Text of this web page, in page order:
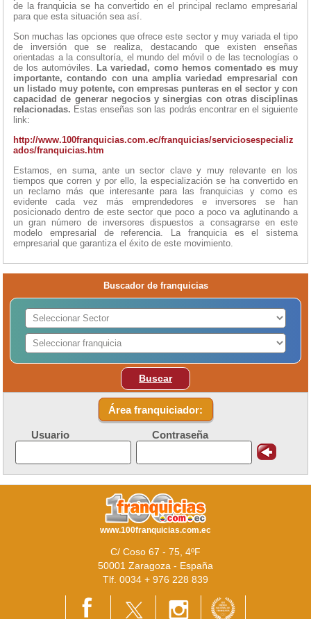
de la franquicia se ha convertido en el principal reclamo empresarial
para que esta situación sea así.
Son muchas las opciones que ofrece este sector y muy variada el tipo
de inversión que se realiza, destacando que existen enseñas
orientadas a la consultoría, el mundo del móvil o de las tecnologías o
de los automóviles. La variedad, como hemos comentado es muy
importante, contando con una amplia variedad empresarial con
un listado muy potente, con empresas punteras en el sector y con
capacidad de generar negocios y sinergias con otras disciplinas
relacionadas. Estas enseñas son las podrás encontrar en el siguiente
link:
http://www.100franquicias.com.ec/franquicias/serviciosespecializ
ados/franquicias.htm
Estamos, en suma, ante un sector clave y muy relevante en los
tiempos que corren y por ello, la especialización se ha convertido en
un reclamo más que interesante para las franquicias y como es
evidente cada vez más emprendedores e inversores se han
posicionado dentro de este sector que poco a poco va aglutinando a
un gran número de inversores dispuestos a consagrarse en este
modelo empresarial de referencia. La franquicia es el sistema
empresarial que garantiza el éxito de este movimiento.
Buscador de franquicias
Buscar
Área franquiciador:
Usuario Contraseña
www.100franquicias.com.ec
C/ Coso 67 - 75, 4ºF
50001 Zaragoza - España
Tlf. 0034 + 976 228 839